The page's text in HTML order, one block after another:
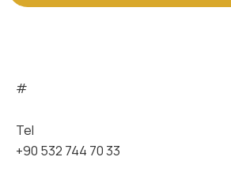
#
Tel
+90 532 744 70 33